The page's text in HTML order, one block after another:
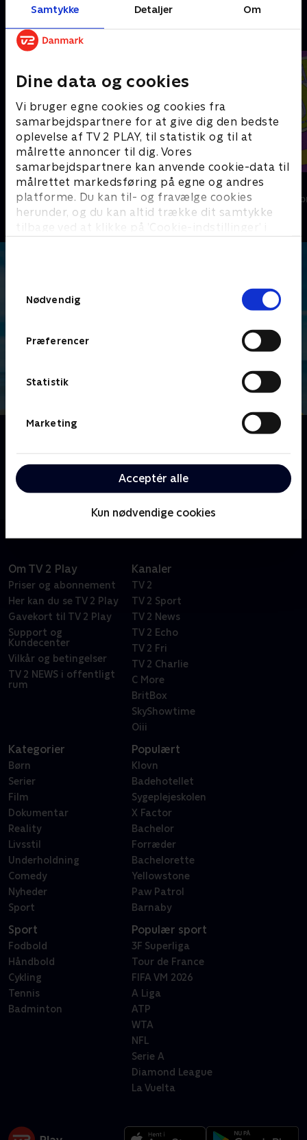
Samtykke Detaljer Om
Dine data og cookies
Vi bruger egne cookies og cookies fra
samarbejdspartnere for at give dig den bedste
oplevelse af TV 2 PLAY, til statistik og til at
målrette annoncer til dig. Vores
samarbejdspartnere kan anvende cookie-data til
målrettet markedsføring på egne og andres
platforme. Du kan til- og fravælge cookies
herunder, og du kan altid trække dit samtykke
tilbage ved at klikke på ’Cookie-indstillinger’ i
Nødvendig
Præferencer
Statistik
Marketing
Acceptér alle
Kun nødvendige cookies
Andre så også
Kurs mod fjerne kyster
Livsstil • 4 sæsoner
Helt sort
Livsstil • 7
kæmper de fem kammerater og fiskere Jan, Jonny,
Kristian, Jesper og Bo samme for at holde det det
Om TV 2 Play
Priser og abonnement
Her kan du se TV 2 Play
Gavekort til TV 2 Play
Support og
Kundecenter
Vilkår og betingelser
TV 2 NEWS i offentligt
rum
Kanaler
TV 2
TV 2 Sport
TV 2 News
TV 2 Echo
TV 2 Fri
TV 2 Charlie
C More
BritBox
SkyShowtime
Oiii
Kategorier
Børn
Serier
Film
Dokumentar
Reality
Livsstil
Underholdning
Comedy
Nyheder
Sport
Populært
Klovn
Badehotellet
Sygeplejeskolen
X Factor
Bachelor
Forræder
Bachelorette
Yellowstone
Paw Patrol
Barnaby
Sport
Fodbold
Håndbold
Cykling
Tennis
Badminton
Populær sport
3F Superliga
Tour de France
FIFA VM 2026
A Liga
ATP
WTA
NFL
Serie A
Diamond League
La Vuelta